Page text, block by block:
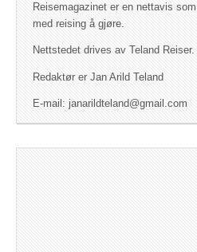
Reisemagazinet er en nettavis
med reising å gjøre.
Nettstedet drives av Teland Reiser.
Redaktør er Jan Arild Teland
E-mail: janarildteland@gmail.com